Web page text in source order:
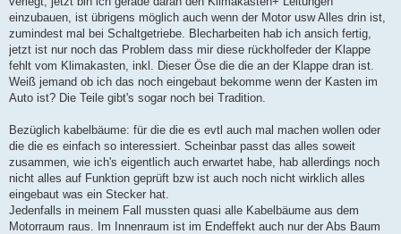
einzubauen, ist übrigens möglich auch wenn der Motor usw Alles drin ist,
zumindest mal bei Schaltgetriebe. Blecharbeiten hab ich ansich fertig,
jetzt ist nur noch das Problem dass mir diese rückholfeder der Klappe
fehlt vom Klimakasten, inkl. Dieser Öse die die an der Klappe dran ist.
Weiß jemand ob ich das noch eingebaut bekomme wenn der Kasten im
Auto ist? Die Teile gibt's sogar noch bei Tradition.
Bezüglich kabelbäume: für die die es evtl auch mal machen wollen oder
die die es einfach so interessiert. Scheinbar passt das alles soweit
zusammen, wie ich's eigentlich auch erwartet habe, hab allerdings noch
nicht alles auf Funktion geprüft bzw ist auch noch nicht wirklich alles
eingebaut was ein Stecker hat.
Jedenfalls in meinem Fall mussten quasi alle Kabelbäume aus dem
Motorraum raus. Im Innenraum ist im Endeffekt auch nur der Abs Baum